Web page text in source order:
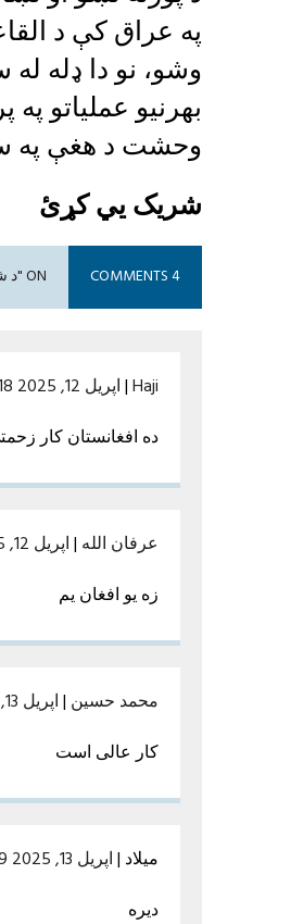
په عراق کې د
وشو، نو دا ډله
بهرنیو عملیاتو
وحشت د هغې په
شریک یي کړئ
4 COMMENTS ON "د شریرې ډلې په مطبوعاتي شبکه کي د جا سوسانو نفوذ"
Haji
|اپریل 12, 2025 at 12:18 ق.ظ
ده افغانستان کار
عرفان الله |اپریل 12, 2025 at 10:30 ق.ظ
زه يو افغان يم
محمد حسین |اپریل 13, 2025 at 11:26 ق.ظ
کار عالی است
میلاد |اپریل 13, 2025 at 6:59 ب.ظ
دیره